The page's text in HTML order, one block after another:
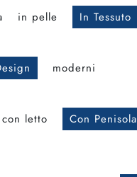
in pelle In Tessuto
moderni
con letto Con Penisola